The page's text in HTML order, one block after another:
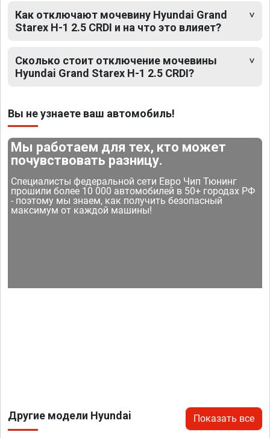
Как отключают мочевину Hyundai Grand
Starex H-1 2.5 CRDI и на что это влияет?
Сколько стоит отключение мочевины
Hyundai Grand Starex H-1 2.5 CRDI?
Вы не узнаете ваш автомобиль!
Мы работаем для тех, кто может
почувствовать разницу.
Специалисты федеральной сети Евро Чип Тюнинг
прошили более 10 000 автомобилей в 50+ городах РФ
- поэтому мы знаем, как получить безопасный
максимум от каждой машины!
Другие модели Hyundai Показать все